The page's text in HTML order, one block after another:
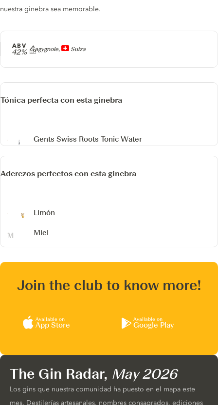
Producer
Gagygnole, Suiza
ABV
42%
nuestra ginebra sea memorable.
Tónica perfecta con esta ginebra
Gents Swiss Roots Tonic Water
Aderezos perfectos con esta ginebra
Limón
Miel
Join the club to know more!
Available on
App Store
Available on
Google Play
The Gin Radar, May 2026
Los gins que nuestra comunidad ha puesto en el mapa este
mes. Destilerías artesanales, nombres consagrados, ediciones